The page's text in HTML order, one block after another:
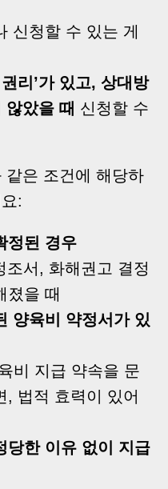
신청할 수 있는 게
리’가 있고, 상대방
았을 때 신청할 수
같은 조건에 해당하
:
정된 경우
서, 화해권고 결정
졌을 때
양육비 약정서가 있
비 지급 약속을 문
, 법적 효력이 있어
당한 이유 없이 지급